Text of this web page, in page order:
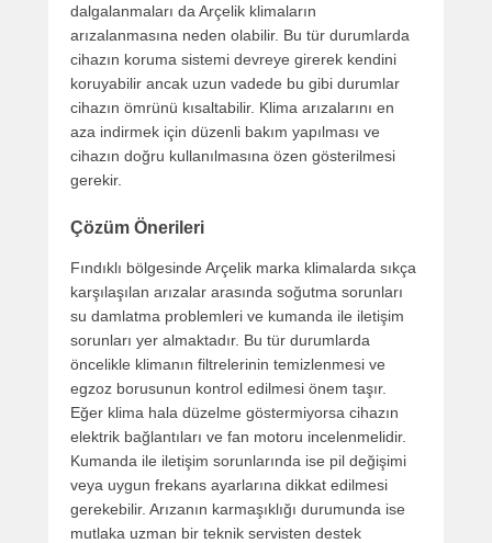
dalgalanmaları da Arçelik klimaların
arızalanmasına neden olabilir. Bu tür durumlarda
cihazın koruma sistemi devreye girerek kendini
koruyabilir ancak uzun vadede bu gibi durumlar
cihazın ömrünü kısaltabilir. Klima arızalarını en
aza indirmek için düzenli bakım yapılması ve
cihazın doğru kullanılmasına özen gösterilmesi
gerekir.
Çözüm Önerileri
Fındıklı bölgesinde Arçelik marka klimalarda sıkça
karşılaşılan arızalar arasında soğutma sorunları
su damlatma problemleri ve kumanda ile iletişim
sorunları yer almaktadır. Bu tür durumlarda
öncelikle klimanın filtrelerinin temizlenmesi ve
egzoz borusunun kontrol edilmesi önem taşır.
Eğer klima hala düzelme göstermiyorsa cihazın
elektrik bağlantıları ve fan motoru incelenmelidir.
Kumanda ile iletişim sorunlarında ise pil değişimi
veya uygun frekans ayarlarına dikkat edilmesi
gerekebilir. Arızanın karmaşıklığı durumunda ise
mutlaka uzman bir teknik servisten destek